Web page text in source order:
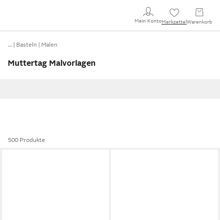
Mein KontoMerkzettel Warenkorb
… Basteln Malen
Muttertag Malvorlagen
500 Produkte